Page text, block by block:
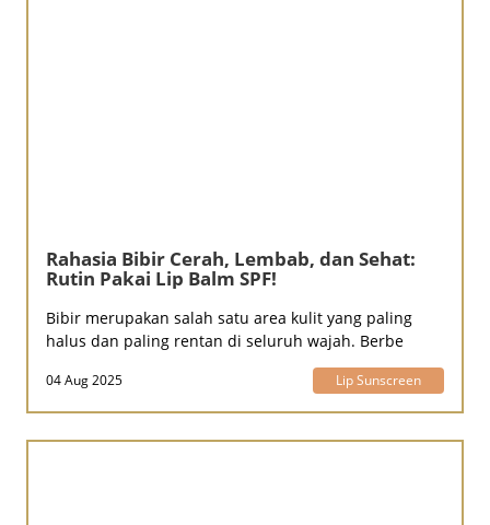
Rahasia Bibir Cerah, Lembab, dan Sehat:
Rutin Pakai Lip Balm SPF!
Bibir merupakan salah satu area kulit yang paling
halus dan paling rentan di seluruh wajah. Berbe
04 Aug 2025 Lip Sunscreen